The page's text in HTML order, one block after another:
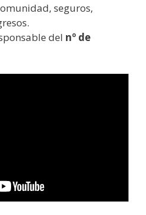
seguros,
del nº de